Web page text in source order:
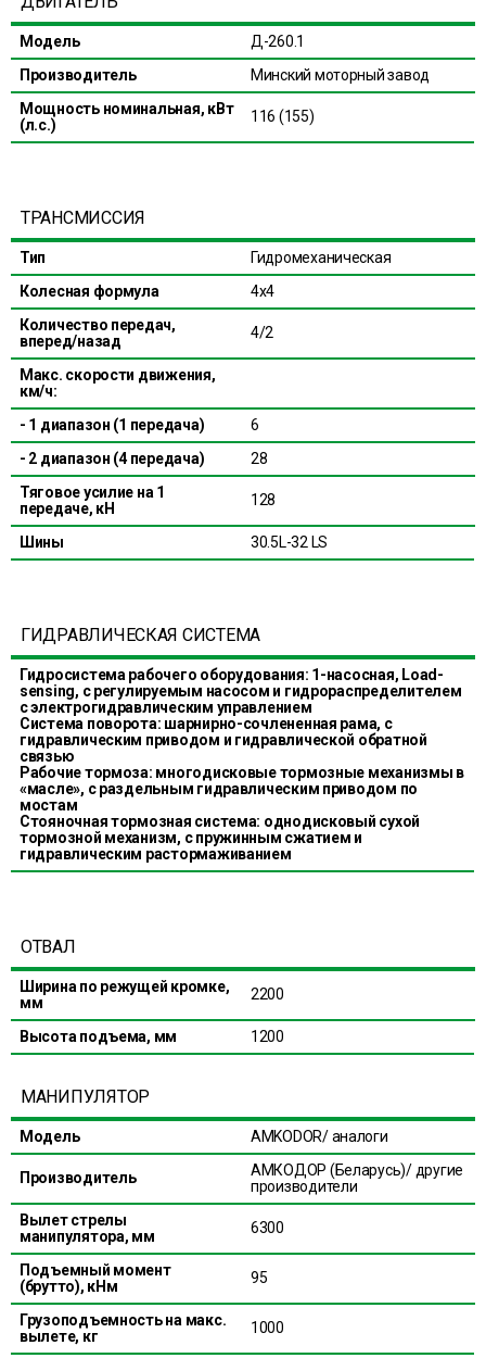
Модель
Д-260.1
Производитель
Минский моторный завод
Мощность номинальная, кВт
(л.с.)
116 (155)
ТРАНСМИССИЯ
Тип
Гидромеханическая
Колесная формула
4х4
Количество передач,
вперед/назад
4/2
Макс. скорости движения,
км/ч:
- 1 диапазон (1 передача)
6
- 2 диапазон (4 передача)
28
Тяговое усилие на 1
передаче, кН
128
Шины 30.5L-32 LS
ГИДРАВЛИЧЕСКАЯ СИСТЕМА
Гидросистема рабочего оборудования: 1-насосная, Load-
sensing, с регулируемым насосом и гидрораспределителем
с электрогидравлическим управлением
Система поворота: шарнирно-сочлененная рама, с
гидравлическим приводом и гидравлической обратной
связью
Рабочие тормоза: многодисковые тормозные механизмы в
«масле», с раздельным гидравлическим приводом по
мостам
Стояночная тормозная система: однодисковый сухой
тормозной механизм, с пружинным сжатием и
гидравлическим растормаживанием
ОТВАЛ
Ширина по режущей кромке,
мм
2200
Высота подъема, мм 1200
МАНИПУЛЯТОР
Мoдель AMKODOR/ аналоги
Производитель
АМКОДОР (Беларусь)/ другие
производители
Вылет стрелы
манипулятора, мм
6300
Подъемный момент
(брутто), кНм
95
Грузоподъемность на макс.
вылете, кг
1000